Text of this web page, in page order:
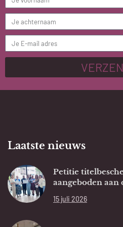
Laatste nieuws
Petitie
aangeboden aan
15 juli 2026